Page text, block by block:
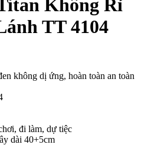
Không Rỉ
TT 4104
không dị ứng, hoàn toàn an toàn
đi làm, dự tiệc
dài 40+5cm